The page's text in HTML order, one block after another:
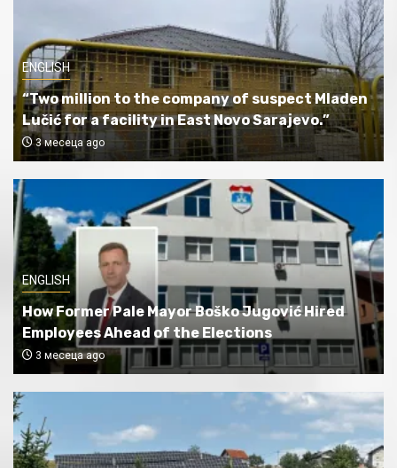
ENGLISH
“Two million to the company of suspect Mladen
Lučić for a facility in East Novo Sarajevo.”
3 месеца ago
ENGLISH
How Former Pale Mayor Boško Jugović Hired
Employees Ahead of the Elections
3 месеца ago